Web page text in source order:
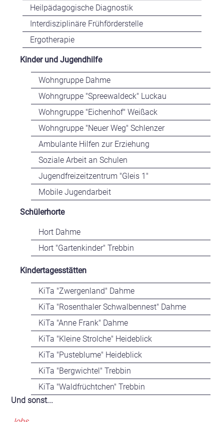
Heilpädagogische Diagnostik
Interdisziplinäre Frühförderstelle
Ergotherapie
Kinder und Jugendhilfe
Wohngruppe Dahme
Wohngruppe "Spreewaldeck" Luckau
Wohngruppe "Eichenhof" Weißack
Wohngruppe "Neuer Weg" Schlenzer
Ambulante Hilfen zur Erziehung
Soziale Arbeit an Schulen
Jugendfreizeitzentrum "Gleis 1"
Mobile Jugendarbeit
Schülerhorte
Hort Dahme
Hort "Gartenkinder" Trebbin
Kindertagesstätten
KiTa "Zwergenland" Dahme
KiTa "Rosenthaler Schwalbennest" Dahme
KiTa "Anne Frank" Dahme
KiTa "Kleine Strolche" Heideblick
KiTa "Pusteblume" Heideblick
KiTa "Bergwichtel" Trebbin
KiTa "Waldfrüchtchen" Trebbin
Und sonst...